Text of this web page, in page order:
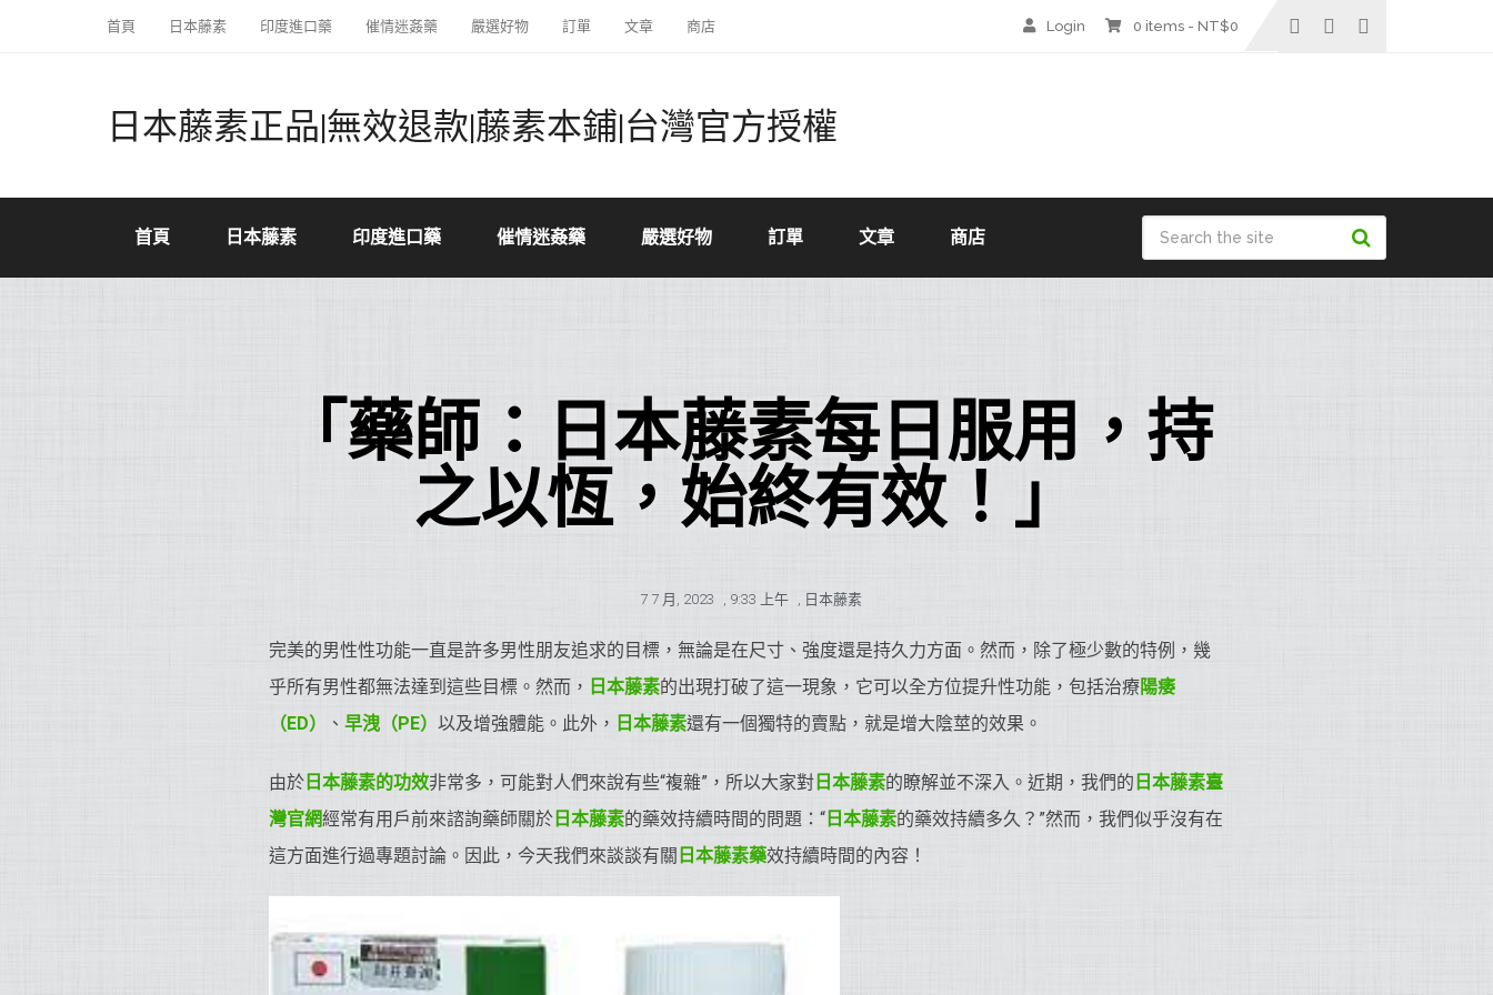
首頁 日本藤素 印度進口藥 催情迷姦藥 嚴選好物 訂單 文章 商店 Login 0 items - NT$0
日本藤素正品|無效退款|藤素本鋪|台灣官方授權
首頁 日本藤素 印度進口藥 催情迷姦藥 嚴選好物 訂單 文章 商店
「藥師：日本藤素每日服用，持
之以恆，始終有效！」
7 7 月, 2023 , 9:33 上午 , 日本藤素
完美的男性性功能一直是許多男性朋友追求的目標，無論是在尺寸、強度還是持久力方面。然而，除了極少數的特例，幾
乎所有男性都無法達到這些目標。然而， 日本藤素的出現打破了這一現象，它可以全方位提升性功能，包括治療陽痿
（ED）
、 早洩（PE） 以及增強體能。此外， 日本藤素還有一個獨特的賣點，就是增大陰莖的效果。
由於 日本藤素的功效非常多，可能對人們來說有些“複雜”，所以大家對 日本藤素的瞭解並不深入。近期，我們的 日本藤素臺
灣官網經常有用戶前來諮詢藥師關於 日本藤素的藥效持續時間的問題：“ 日本藤素的藥效持續多久？”然而，我們似乎沒有在
這方面進行過專題討論。因此，今天我們來談談有關 日本藤素藥效持續時間的內容！